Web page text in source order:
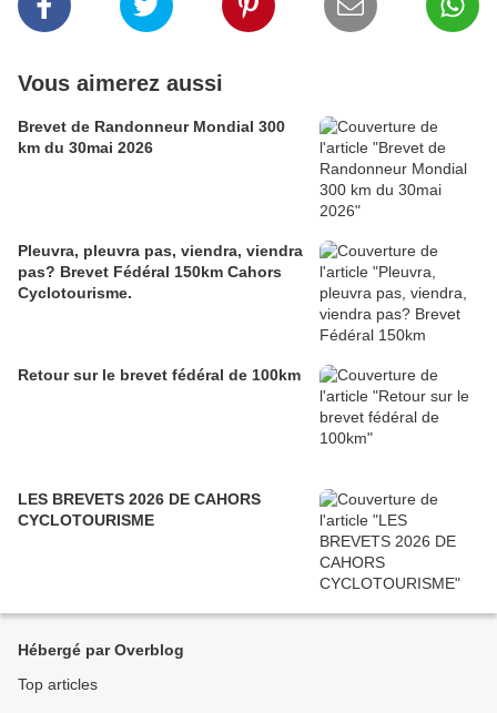
Vous aimerez aussi
Brevet de Randonneur Mondial 300
km du 30mai 2026
Pleuvra, pleuvra pas, viendra, viendra
pas? Brevet Fédéral 150km Cahors
Cyclotourisme.
Retour sur le brevet fédéral de 100km
LES BREVETS 2026 DE CAHORS
CYCLOTOURISME
Hébergé par Overblog
Top articles